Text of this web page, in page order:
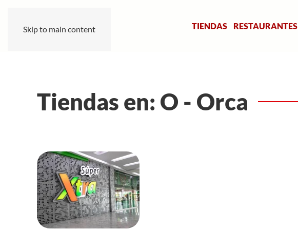
Skip to main content TIENDAS RESTAURANTES
Tiendas en: O - Orca